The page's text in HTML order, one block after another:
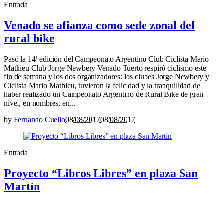
Entrada
Venado se afianza como sede zonal del
rural bike
Pasó la 14ª edición del Campeonato Argentino Club Ciclista Mario
Mathieu Club Jorge Newbery Venado Tuerto respiró ciclismo este
fin de semana y los dos organizadores: los clubes Jorge Newbery y
Ciclista Mario Mathieu, tuvieron la felicidad y la tranquilidad de
haber realizado un Campeonato Argentino de Rural Bike de gran
nivel, en nombres, en...
by Fernando Cuello08/08/201708/08/2017
Entrada
Proyecto “Libros Libres” en plaza San
Martín